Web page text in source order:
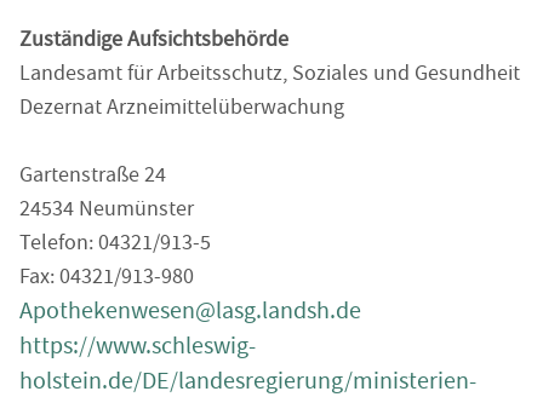
Zuständige Aufsichtsbehörde
Landesamt für Arbeitsschutz, Soziales und Gesundheit
Dezernat Arzneimittelüberwachung
Gartenstraße 24
24534 Neumünster
Telefon: 04321/913-5
Fax: 04321/913-980
Apothekenwesen@lasg.landsh.de
https://www.schleswig-
holstein.de/DE/landesregierung/ministerien-